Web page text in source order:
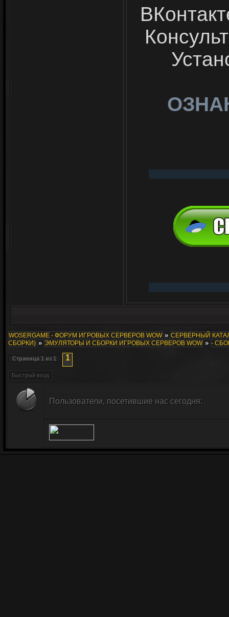
WOSERGAME - ФОРУМ ИГРОВЫХ СЕРВЕРОВ WOW » СЕРВЕРНЫЙ
СБОРКИ) » ЭМУЛЯТОРЫ И СБОРКИ ИГРОВЫХ СЕРВЕРОВ WOW » -
Страница 1 из 1 1
Пользователи, посетившие нас сегодня: